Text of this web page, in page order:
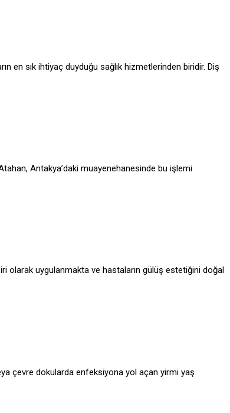
en sık ihtiyaç duyduğu sağlık hizmetlerinden biridir. Diş
Antakya’daki muayenehanesinde bu işlemi
olarak uygulanmakta ve hastaların gülüş estetiğini doğal
çevre dokularda enfeksiyona yol açan yirmi yaş